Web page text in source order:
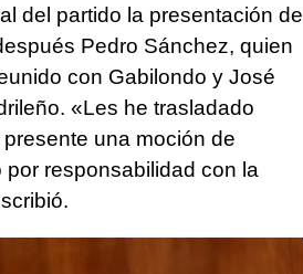
del partido la presentación de
Pedro Sánchez, quien
con Gabilondo y José
«Les he trasladado
una moción de
responsabilidad con la